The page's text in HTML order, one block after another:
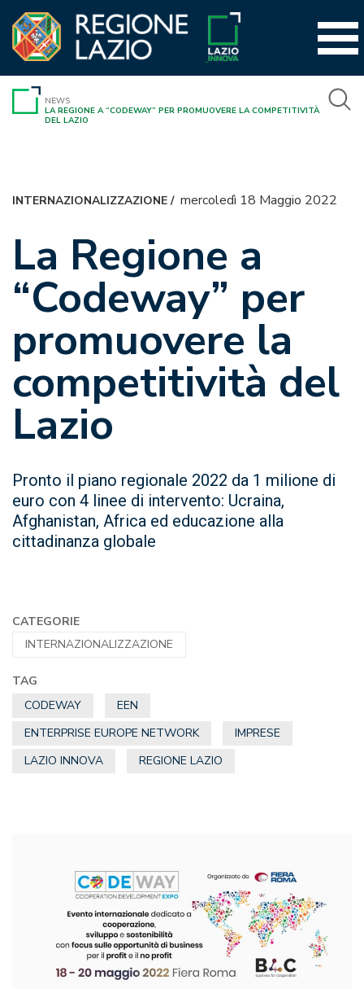
contenuto
NEWS
LA REGIONE A “CODEWAY” PER PROMUOVERE LA COMPETITIVITÀ
DEL LAZIO
INTERNAZIONALIZZAZIONE/ mercoledì 18 Maggio 2022
La Regione a
“Codeway” per
promuovere la
competitività del
Lazio
Pronto il piano regionale 2022 da 1 milione di
euro con 4 linee di intervento: Ucraina,
Afghanistan, Africa ed educazione alla
cittadinanza globale
CATEGORIE
INTERNAZIONALIZZAZIONE
TAG
CODEWAY
EEN
ENTERPRISE EUROPE NETWORK
IMPRESE
LAZIO INNOVA
REGIONE LAZIO